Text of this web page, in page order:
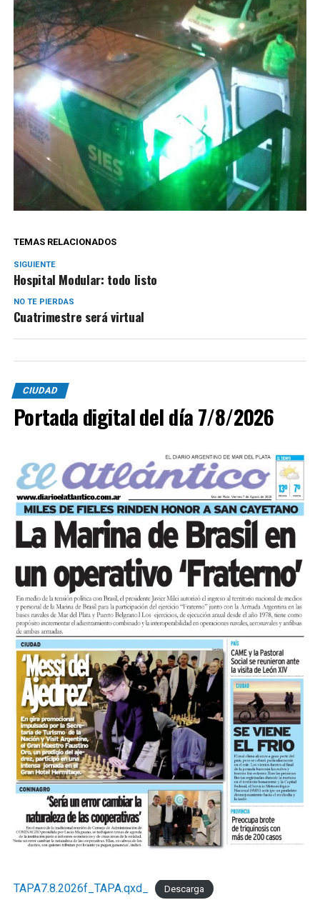
TEMAS RELACIONADOS
SIGUIENTE
Hospital Modular: todo listo
NO TE PIERDAS
Cuatrimestre será virtual
CIUDAD
Portada digital del día 7/8/2026
TAPA7.8.2026f_TAPA.qxd_ Descarga